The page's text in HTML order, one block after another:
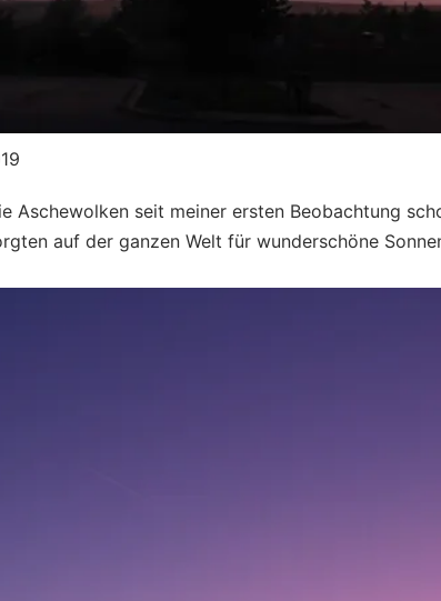
Aschewolken seit meiner ersten Beobachtung
auf der ganzen Welt für wunderschöne